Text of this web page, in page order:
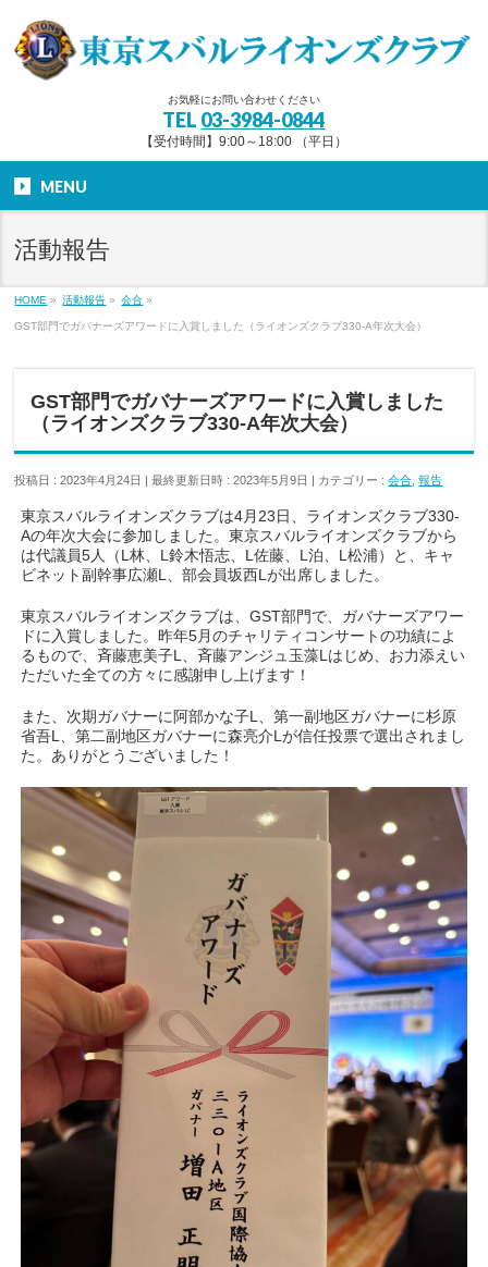
お気軽にお問い合わせください
TEL 03-3984-0844
【受付時間】9:00～18:00 （平日）
MENU
活動報告
HOME » 活動報告 » 会合 »
GST部門でガバナーズアワードに入賞しました（ライオンズクラブ330-A年次大会）
GST部門でガバナーズアワードに入賞しました
（ライオンズクラブ330-A年次大会）
投稿日 : 2023年4月24日 最終更新日時 : 2023年5月9日 カテゴリー :会合 ,報告
東京スバルライオンズクラブは4月23日、ライオンズクラブ330-
Aの年次大会に参加しました。東京スバルライオンズクラブから
は代議員5人（L林、L鈴木悟志、L佐藤、L泊、L松浦）と、キャ
ビネット副幹事広瀬L、部会員坂西Lが出席しました。
東京スバルライオンズクラブは、GST部門で、ガバナーズアワー
ドに入賞しました。昨年5月のチャリティコンサートの功績によ
るもので、斉藤恵美子L、斉藤アンジュ玉藻Lはじめ、お力添えい
ただいた全ての方々に感謝申し上げます！
また、次期ガバナーに阿部かな子L、第一副地区ガバナーに杉原
省吾L、第二副地区ガバナーに森亮介Lが信任投票で選出されまし
た。ありがとうございました！